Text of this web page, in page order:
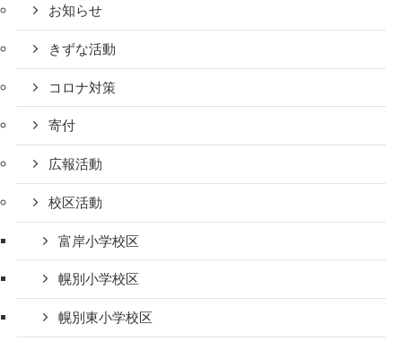
お知らせ
きずな活動
コロナ対策
寄付
広報活動
校区活動
富岸小学校区
幌別小学校区
幌別東小学校区